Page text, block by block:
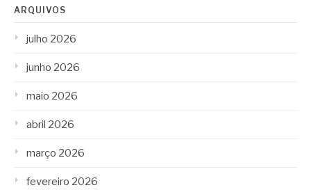
ARQUIVOS
julho 2026
junho 2026
maio 2026
abril 2026
março 2026
fevereiro 2026